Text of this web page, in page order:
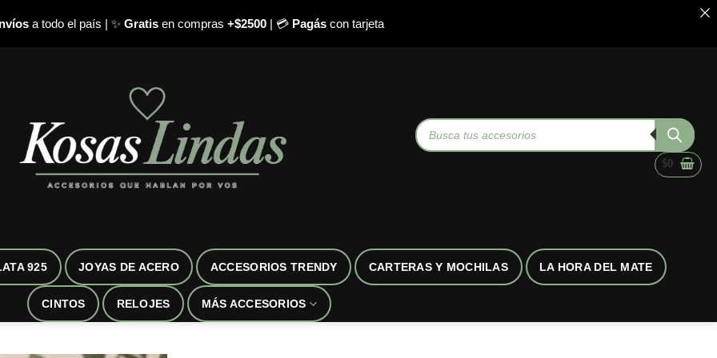
a todo el país | ✨ Gratisen compras +$2500| 💳 Pagáscon tarjeta
Búsqueda
de
productos
$0
925 JOYAS DE ACERO ACCESORIOS TRENDY CARTERAS Y MOCHILAS LA HORA DEL MATE
CINTOS RELOJES MÁS ACCESORIOS